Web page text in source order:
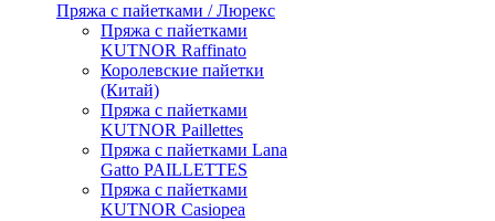
Пряжа с пайетками / Люрекс
Пряжа с пайетками
KUTNOR Raffinato
Королевские пайетки
(Китай)
Пряжа с пайетками
KUTNOR Paillettes
Пряжа с пайетками Lana
Gatto PAILLETTES
Пряжа с пайетками
KUTNOR Casiopea